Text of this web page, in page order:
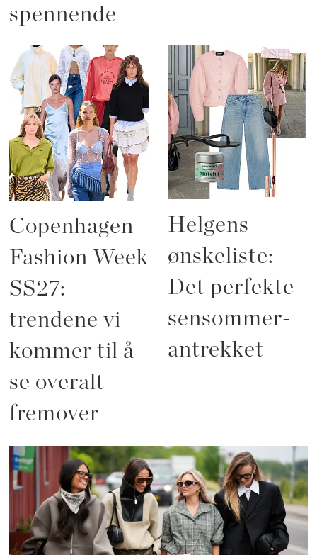
spennende
Copenhagen
Fashion Week
SS27:
trendene vi
kommer til å
se overalt
fremover
Helgens
ønskeliste:
Det perfekte
sensommer-
antrekket